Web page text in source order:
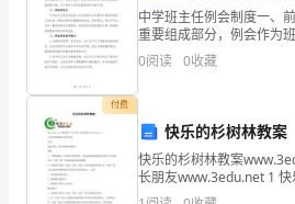
our
life,
but
how
中学班主任例会制度一、
重要组成部分，例会作为
对于加强教学管理、促进
作用。通过例会，班主任
0阅读 0收藏
付费
快乐的杉树林教案
快乐的杉树林教案
长朋友www.3edu.net 1
借助字典，学习本课生字